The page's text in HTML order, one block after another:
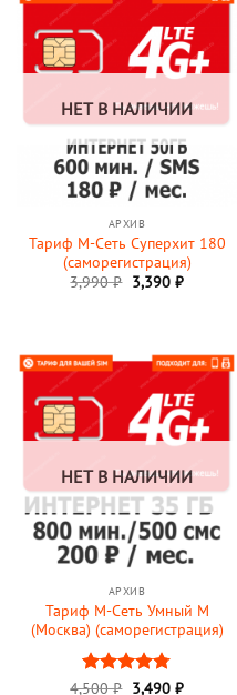
НЕТ В НАЛИЧИИ
АРХИВ
Тариф М-Сеть Суперхит 180
(саморегистрация)
3,990₽ 3,390 ₽
НЕТ В НАЛИЧИИ
АРХИВ
Тариф М-Сеть Умный M
(Москва) (саморегистрация)
Оценка
4,500₽ Первоначальная
3,490 ₽Текущая